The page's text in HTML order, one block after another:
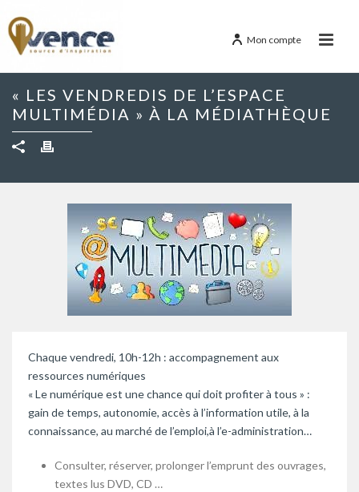
Mon compte
« LES VENDREDIS DE L’ESPACE
MULTIMÉDIA » À LA MÉDIATHÈQUE
Chaque vendredi, 10h-12h : accompagnement aux
ressources numériques
« Le numérique est une chance qui doit profiter à tous » :
gain de temps, autonomie, accès à l’information utile, à la
connaissance, au marché de l’emploi,à l’e-administration…
Consulter, réserver, prolonger l’emprunt des ouvrages,
textes lus DVD, CD …